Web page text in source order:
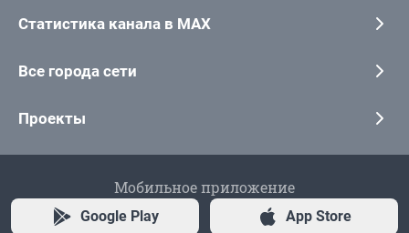
Статистика канала в MAX
Все города сети
Проекты
Мобильное приложение
Google Play App Store